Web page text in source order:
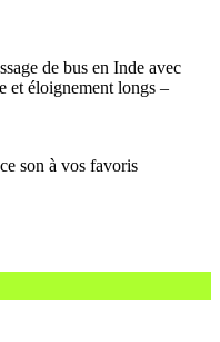
de bus en Inde avec
et éloignement longs –